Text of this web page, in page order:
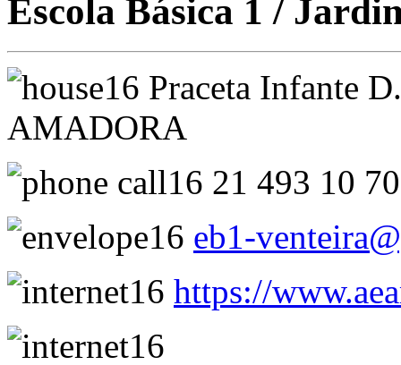
Escola Básica 1 /
Praceta Infante
AMADORA
21 493 10
eb1-
https://